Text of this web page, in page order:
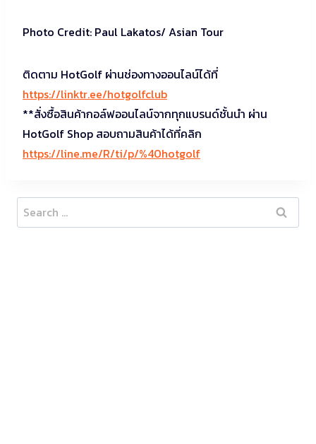
Photo Credit: Paul Lakatos/ Asian Tour
ติดตาม HotGolf ผ่านช่องทางออนไลน์ได้ที่
https://linktr.ee/hotgolfclub
**สั่งซื้อสินค้ากอล์ฟออนไลน์จากทุกแบรนด์ชั้นนำ ผ่าน
HotGolf Shop สอบถามสินค้าได้ที่คลิก
https://line.me/R/ti/p/%40hotgolf
Search
for: